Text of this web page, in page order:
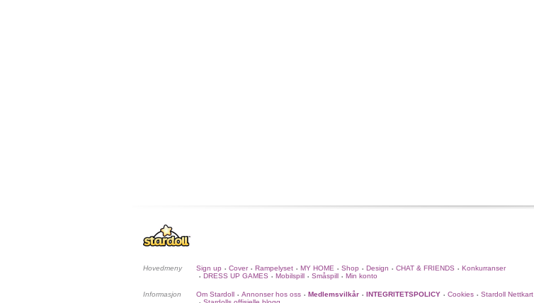
Hovedmeny Sign up • Cover • Rampelyset • MY HOME • Shop • Design • CHAT & FRIENDS • Konkurranser
• DRESS UP GAMES • Mobilspill • Småspill • Min konto
Informasjon Om Stardoll • Annonser hos oss • Medlemsvilkår • INTEGRITETSPOLICY • Cookies • Stardoll Nettkart